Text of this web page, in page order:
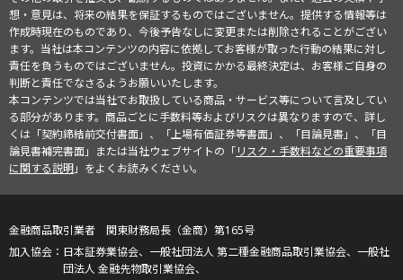
想・意見は、将来の結果を保証するものではございません。提供する情報等は
作成時現在のものであり、今後予告なしに変更または削除されることがござい
ます。当社は本コンテンツの内容に依拠してお客様が取った行動の結果に対し
責任を負うものではございません。投資にかかる最終決定は、お客様ご自身の
判断と責任でなさるようお願いいたします。
本コンテンツでは当社でお取扱している商品・サービス等について言及してい
る部分があります。商品ごとに手数料等およびリスクは異なりますので、詳し
くは「契約締結前交付書面」、「上場有価証券等書面」、「目論見書」、「目
論見書補完書面」または当社ウェブサイトの「リスク・手数料などの重要事項
に関する説明」をよくお読みください。
金融商品取引業者 関東財務局長（金商）第165号
日本証券業協会、一般社団法人 第二種金融商品取引業協会、一般社
団法人 金融先物取引業協会、